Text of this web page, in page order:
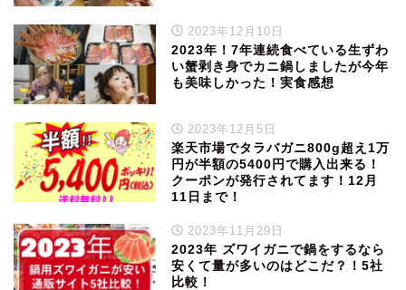
2023年12月10日
2023年！7年連続食べている生ずわ
い蟹剥き身でカニ鍋しましたが今年
も美味しかった！実食感想
2023年12月5日
楽天市場でタラバガニ800g超え1万
円が半額の5400円で購入出来る！
クーポンが発行されてます！12月
11日まで！
2023年11月29日
2023年 ズワイガニで鍋をするなら
安くて量が多いのはどこだ？！5社
比較！